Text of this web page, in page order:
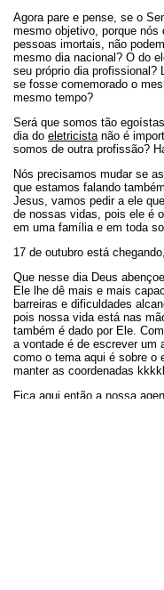
Agora pare e pense, se o
mesmo objetivo, porque nós
pessoas imortais, não
mesmo dia nacional? O do
seu próprio dia profissional?
se fosse comemorado o
mesmo tempo?
Será que somos tão
dia do eletricista não é
somos de outra profissão?
Nós precisamos mudar se
que estamos falando
Jesus, vamos pedir a ele
de nossas vidas, pois ele é
em uma família e em toda
17 de outubro está
Que nesse dia Deus
Ele lhe dê mais e mais
barreiras e dificuldades
pois nossa vida está nas
também é dado por Ele.
a vontade é de escrever um
como o tema aqui é sobre o
manter as coordenadas
Fica aqui então a nossa